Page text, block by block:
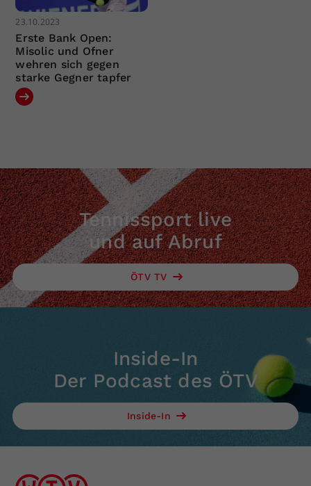
23.10.2023
Erste Bank Open:
Misolic und Ofner
wehren sich gegen
starke Gegner tapfer
Tennissport live
und auf Abruf
ÖTV TV
Inside-In
Der Podcast des ÖTV
Inside-In